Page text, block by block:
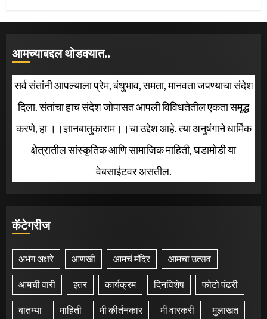
आमच्याबद्दल थोडक्यात..
सर्व संतांनी आपल्याला प्रेम, बंधुभाव, समता, मानवता जपण्याचा संदेश
दिला. संतांचा हाच संदेश जोपासत आपली विविधतेतील एकता समृद्ध
करणे, हा ।।ज्ञानबातुकाराम।।चा उद्देश आहे. त्या अनुषंगाने धार्मिक
क्षेत्रातील सांस्कृतिक आणि सामाजिक माहिती, घडामोडी या
वेबसाईटवर असतील.
कॅटेगरीज
अभंग अक्षरे आणखी आमचं मंदिर आमचा उत्सव
आमची वारी इतर कार्यक्रम दिनविशेष फोटो पंढरी
बातम्या माहिती मी कीर्तनकार मी वारकरी मुलाखत